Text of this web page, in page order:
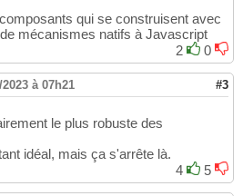
qui se construisent avec
mécanismes natifs à Javascript
2
0
2023 à 07h21 #3
le plus robuste des
idéal, mais ça s'arrête là.
4
5